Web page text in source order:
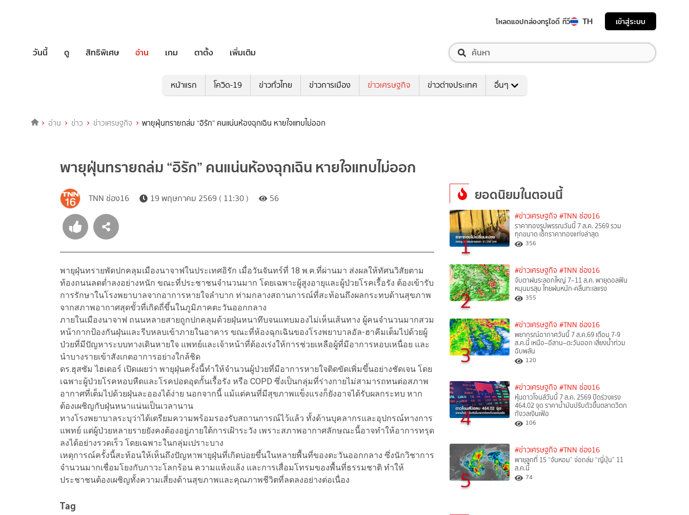
โหลดแอปกล่องทรูไอดี ทีวี TH เข้าสู่ระบบ
วันนี้ ดู สิทธิพิเศษ อ่าน เกม ตาตั้ง เพิ่มเติม
หน้าแรก โควิด-19 ข่าวทั่วไทย ข่าวการเมือง ข่าวเศรษฐกิจ ข่าวต่างประเทศ อื่นๆ
อ่าน ข่าว ข่าวเศรษฐกิจ พายุฝุ่นทรายถล่ม “อิรัก” คนแน่นห้องฉุกเฉิน หายใจแทบไม่ออก
พายุฝุ่นทรายถล่ม “อิรัก” คนแน่นห้องฉุกเฉิน หายใจแทบไม่ออก
TNN ช่อง16 19 พฤษภาคม 2569 ( 11:30 ) 56
พายุฝุ่นทรายพัดปกคลุมเมืองนาจาฟในประเทศอิรัก เมื่อวันจันทร์ที่ 18 พ.ค.ที่ผ่านมา ส่งผลให้ทัศนวิสัยตาม
ท้องถนนลดต่ำลงอย่างหนัก ขณะที่ประชาชนจำนวนมาก โดยเฉพาะผู้สูงอายุและผู้ป่วยโรคเรื้อรัง ต้องเข้ารับ
การรักษาในโรงพยาบาลจากอาการหายใจลำบาก ท่ามกลางสถานการณ์ที่สะท้อนถึงผลกระทบด้านสุขภาพ
จากสภาพอากาศสุดขั้วที่เกิดถี่ขึ้นในภูมิภาคตะวันออกกลาง
ภายในเมืองนาจาฟ ถนนหลายสายถูกปกคลุมด้วยฝุ่นหนาทึบจนแทบมองไม่เห็นเส้นทาง ผู้คนจำนวนมากสวม
หน้ากากป้องกันฝุ่นและรีบหลบเข้าภายในอาคาร ขณะที่ห้องฉุกเฉินของโรงพยาบาลอัล-ฮาคีมเต็มไปด้วยผู้
ป่วยที่มีปัญหาระบบทางเดินหายใจ แพทย์และเจ้าหน้าที่ต้องเร่งให้การช่วยเหลือผู้ที่มีอาการหอบเหนื่อย และ
นำบางรายเข้าสังเกตอาการอย่างใกล้ชิด
ดร.ฮุสซัม ไฮเดอร์ เปิดเผยว่า พายุฝุ่นครั้งนี้ทำให้จำนวนผู้ป่วยที่มีอาการหายใจติดขัดเพิ่มขึ้นอย่างชัดเจน โดย
เฉพาะผู้ป่วยโรคหอบหืดและโรคปอดอุดกั้นเรื้อรัง หรือ COPD ซึ่งเป็นกลุ่มที่ร่างกายไม่สามารถทนต่อสภาพ
อากาศที่เต็มไปด้วยฝุ่นละอองได้ง่าย นอกจากนี้ แม้แต่คนที่มีสุขภาพแข็งแรงก็ยังอาจได้รับผลกระทบ หาก
ต้องเผชิญกับฝุ่นหนาแน่นเป็นเวลานาน
ทางโรงพยาบาลระบุว่าได้เตรียมความพร้อมรองรับสถานการณ์ไว้แล้ว ทั้งด้านบุคลากรและอุปกรณ์ทางการ
แพทย์ แต่ผู้ป่วยหลายรายยังคงต้องอยู่ภายใต้การเฝ้าระวัง เพราะสภาพอากาศลักษณะนี้อาจทำให้อาการทรุด
ลงได้อย่างรวดเร็ว โดยเฉพาะในกลุ่มเปราะบาง
เหตุการณ์ครั้งนี้สะท้อนให้เห็นถึงปัญหาพายุฝุ่นที่เกิดบ่อยขึ้นในหลายพื้นที่ของตะวันออกกลาง ซึ่งนักวิชาการ
จำนวนมากเชื่อมโยงกับภาวะโลกร้อน ความแห้งแล้ง และการเสื่อมโทรมของพื้นที่ธรรมชาติ ทำให้
ประชาชนต้องเผชิญทั้งความเสี่ยงด้านสุขภาพและคุณภาพชีวิตที่ลดลงอย่างต่อเนื่อง
Tag
ยอดนิยมในตอนนี้
1
#ข่าวเศรษฐกิจ #TNN ช่อง16
ราคาทองรูปพรรณวันนี้ 7 ส.ค. 2569 รวม
ทุกขนาด เช็กราคาทองแท่งล่าสุด
356
2
#ข่าวเศรษฐกิจ #TNN ช่อง16
จับตาฝนระลอกใหญ่ 7–11 ส.ค. พายุดอลฟิน
หนุนมรสุม ไทยฝนหนัก-คลื่นทะเลแรง
355
3
#ข่าวเศรษฐกิจ #TNN ช่อง16
พยากรณ์อากาศวันนี้ 7 ส.ค.69 เตือน 7-9
ส.ค.นี้ เหนือ–อีสาน–ตะวันออก เสี่ยงน้ำท่วม
ฉับพลัน
120
4
#ข่าวเศรษฐกิจ #TNN ช่อง16
หุ้นดาวโจนส์วันนี้ 7 ส.ค. 2569 ปิดร่วงแรง
464.02 จุด ราคาน้ำมันปรับตัวขึ้นตลาดวิตก
กังวลเงินเฟ้อ
106
5
#ข่าวเศรษฐกิจ #TNN ช่อง16
พายุลูกที่ 15 “จันหอม” จ่อถล่ม “ญี่ปุ่น” 11
ส.ค.นี้
74